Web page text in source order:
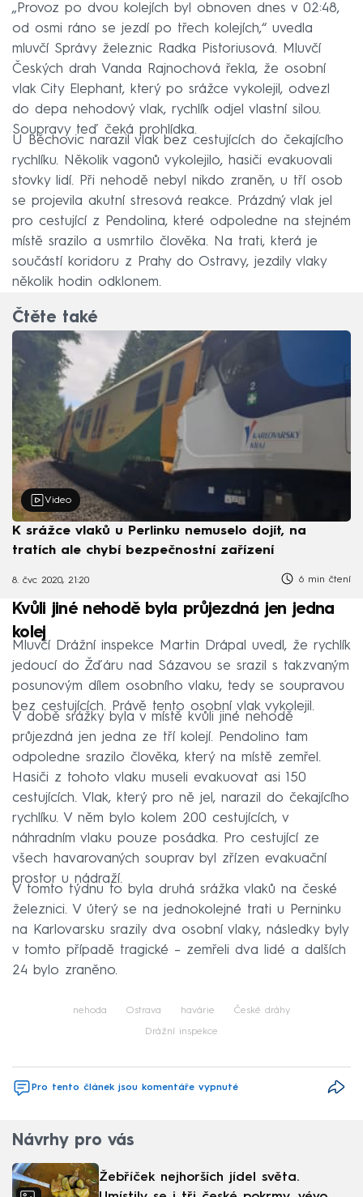
„Provoz po dvou kolejích byl obnoven dnes v 02:48,
od osmi ráno se jezdí po třech kolejích,“ uvedla
mluvčí Správy železnic Radka Pistoriusová. Mluvčí
Českých drah Vanda Rajnochová řekla, že osobní
vlak City Elephant, který po srážce vykolejil, odvezl
do depa nehodový vlak, rychlík odjel vlastní silou.
Soupravy teď čeká prohlídka.
U Běchovic narazil vlak bez cestujících do čekajícího
rychlíku. Několik vagonů vykolejilo, hasiči evakuovali
stovky lidí. Při nehodě nebyl nikdo zraněn, u tří osob
se projevila akutní stresová reakce. Prázdný vlak jel
pro cestující z Pendolina, které odpoledne na stejném
místě srazilo a usmrtilo člověka. Na trati, která je
součástí koridoru z Prahy do Ostravy, jezdily vlaky
několik hodin odklonem.
Čtěte také
Video
K srážce vlaků u Perlinku nemuselo dojít, na
tratích ale chybí bezpečnostní zařízení
8. čvc 2020, 21:20 6 min čtení
Kvůli jiné nehodě byla průjezdná jen jedna
kolej
Mluvčí Drážní inspekce Martin Drápal uvedl, že rychlík
jedoucí do Žďáru nad Sázavou se srazil s takzvaným
posunovým dílem osobního vlaku, tedy se soupravou
bez cestujících. Právě tento osobní vlak vykolejil.
V době srážky byla v místě kvůli jiné nehodě
průjezdná jen jedna ze tří kolejí. Pendolino tam
odpoledne srazilo člověka, který na místě zemřel.
Hasiči z tohoto vlaku museli evakuovat asi 150
cestujících. Vlak, který pro ně jel, narazil do čekajícího
rychlíku. V něm bylo kolem 200 cestujících, v
náhradním vlaku pouze posádka. Pro cestující ze
všech havarovaných souprav byl zřízen evakuační
prostor u nádraží.
V tomto týdnu to byla druhá srážka vlaků na české
železnici. V úterý se na jednokolejné trati u Perninku
na Karlovarsku srazily dva osobní vlaky, následky byly
v tomto případě tragické – zemřeli dva lidé a dalších
24 bylo zraněno.
nehoda Ostrava havárie České dráhy
Drážní inspekce
Pro tento článek jsou komentáře vypnuté
Návrhy pro vás
Žebříček nejhorších jídel světa.